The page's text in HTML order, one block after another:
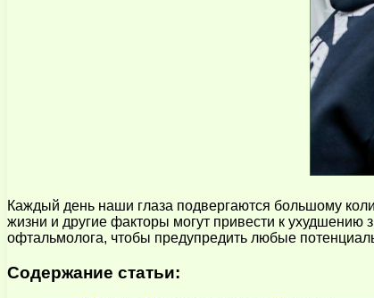
Каждый день наши глаза подвергаются большому
жизни и другие факторы могут привести к ухудшению
офтальмолога, чтобы предупредить любые
Содержание статьи: